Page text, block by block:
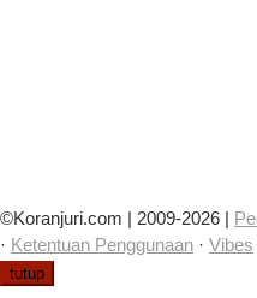
©Koranjuri.com | 2009-2026 |
· Ketentuan Penggunaan · Vibes
tutup